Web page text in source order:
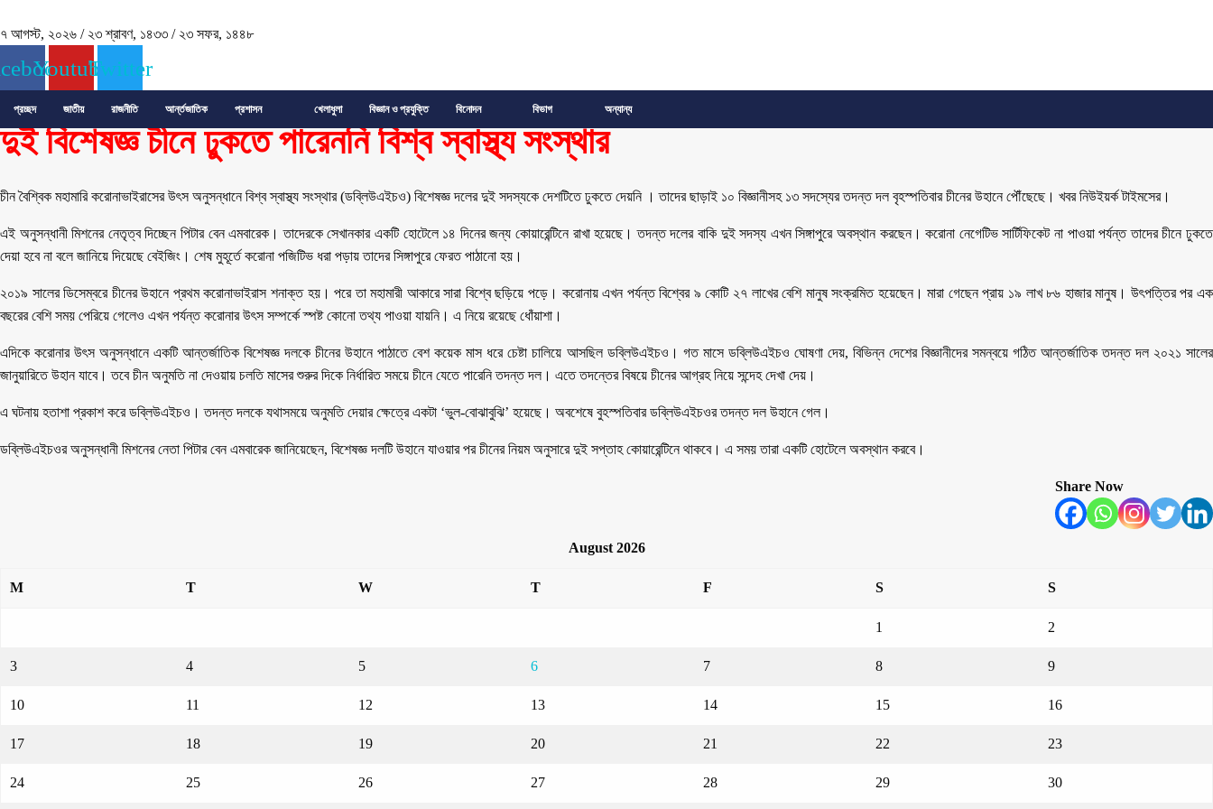
৭ আগস্ট, ২০২৬ / ২৩ শ্রাবণ, ১৪৩৩ / ২৩ সফর, ১৪৪৮
YoutubeTwitter
প্রচ্ছদ জাতীয় রাজনীতি আর্ন্তজাতিক প্রশাসন খেলাধুলা বিজ্ঞান ও প্রযুক্তি বিনোদন বিভাগ অন্যান্য
দুই বিশেষজ্ঞ চীনে ঢুকতে পারেননি বিশ্ব স্বাস্থ্য সংস্থার
চীন বৈশ্বিক মহামারি করোনাভাইরাসের উৎস অনুসন্ধানে বিশ্ব স্বাস্থ্য সংস্থার (ডব্লিউএইচও) বিশেষজ্ঞ দলের দুই সদস্যকে দেশটিতে ঢুকতে দেয়নি । তাদের ছাড়াই ১০ বিজ্ঞানীসহ ১৩ সদস্যের তদন্ত দল বৃহস্পতিবার চীনের উহানে পৌঁছেছে। খবর নিউইয়র্ক টাইমসের।
এই অনুসন্ধানী মিশনের নেতৃত্ব দিচ্ছেন পিটার বেন এমবারেক। তাদেরকে সেখানকার একটি হোটেলে ১৪ দিনের জন্য কোয়ারেন্টিনে রাখা হয়েছে। তদন্ত দলের বাকি দুই সদস্য এখন সিঙ্গাপুরে অবস্থান করছেন। করোনা নেগেটিভ সার্টিফিকেট না পাওয়া পর্যন্ত তাদের চীনে ঢুকতে
দেয়া হবে না বলে জানিয়ে দিয়েছে বেইজিং। শেষ মুহূর্তে করোনা পজিটিভ ধরা পড়ায় তাদের সিঙ্গাপুরে ফেরত পাঠানো হয়।
২০১৯ সালের ডিসেম্বরে চীনের উহানে প্রথম করোনাভাইরাস শনাক্ত হয়। পরে তা মহামারী আকারে সারা বিশ্বে ছড়িয়ে পড়ে। করোনায় এখন পর্যন্ত বিশ্বের ৯ কোটি ২৭ লাখের বেশি মানুষ সংক্রমিত হয়েছেন। মারা গেছেন প্রায় ১৯ লাখ ৮৬ হাজার মানুষ। উৎপত্তির পর এক
বছরের বেশি সময় পেরিয়ে গেলেও এখন পর্যন্ত করোনার উৎস সম্পর্কে স্পষ্ট কোনো তথ্য পাওয়া যায়নি। এ নিয়ে রয়েছে ধোঁয়াশা।
এদিকে করোনার উৎস অনুসন্ধানে একটি আন্তর্জাতিক বিশেষজ্ঞ দলকে চীনের উহানে পাঠাতে বেশ কয়েক মাস ধরে চেষ্টা চালিয়ে আসছিল ডব্লিউএইচও। গত মাসে ডব্লিউএইচও ঘোষণা দেয়, বিভিন্ন দেশের বিজ্ঞানীদের সমন্বয়ে গঠিত আন্তর্জাতিক তদন্ত দল ২০২১ সালের
জানুয়ারিতে উহান যাবে। তবে চীন অনুমতি না দেওয়ায় চলতি মাসের শুরুর দিকে নির্ধারিত সময়ে চীনে যেতে পারেনি তদন্ত দল। এতে তদন্তের বিষয়ে চীনের আগ্রহ নিয়ে সন্দেহ দেখা দেয়।
এ ঘটনায় হতাশা প্রকাশ করে ডব্লিউএইচও। তদন্ত দলকে যথাসময়ে অনুমতি দেয়ার ক্ষেত্রে একটা ‘ভুল-বোঝাবুঝি’ হয়েছে। অবশেষে বুহস্পতিবার ডব্লিউএইচওর তদন্ত দল উহানে গেল।
ডব্লিউএইচওর অনুসন্ধানী মিশনের নেতা পিটার বেন এমবারেক জানিয়েছেন, বিশেষজ্ঞ দলটি উহানে যাওয়ার পর চীনের নিয়ম অনুসারে দুই সপ্তাহ কোয়ারেন্টিনে থাকবে। এ সময় তারা একটি হোটেলে অবস্থান করবে।
Share Now
August 2026
M T W T F S S
1 2
3 4 5 6 7 8 9
10 11 12 13 14 15 16
17 18 19 20 21 22 23
24 25 26 27 28 29 30